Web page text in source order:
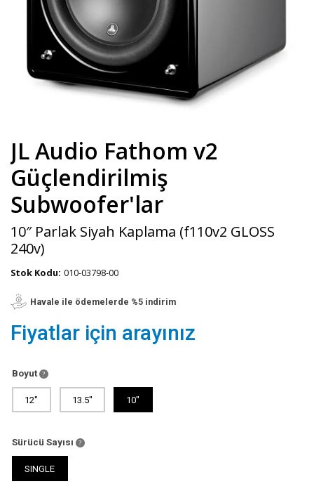
JL Audio Fathom v2
Güçlendirilmiş
Subwoofer'lar
10″ Parlak Siyah Kaplama (f110v2 GLOSS
240v)
Stok Kodu: 010-03798-00
Havale ile ödemelerde %5 indirim
Fiyatlar için arayınız
Boyut
12" 13.5″ 10"
Sürücü Sayısı
SINGLE